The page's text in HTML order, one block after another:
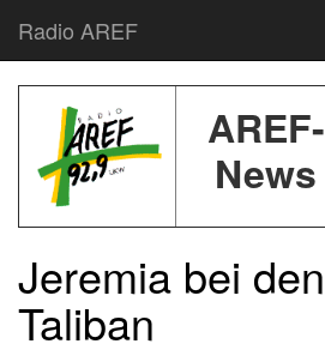
Radio AREF
AREF-
News
Jeremia bei den
Taliban